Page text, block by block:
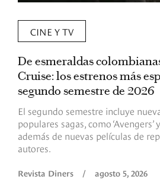
CINE Y TV
De esmeraldas
Cruise: los estrenos más
segundo semestre de 2026
El segundo semestre incluye
populares sagas, como ‘Avengers’ y
además de nuevas películas de
autores.
Revista Diners / agosto 5, 2026